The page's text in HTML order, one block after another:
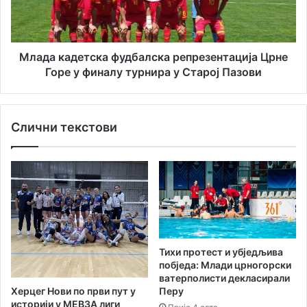
П
о
б
а
а
о
р
а
з
М
е
љ
а
д
е
у
л
с
к
а
р
е
п
р
е
Млада кадетска фудбалска репрезентација Црне
Горе у финалу турнира у Старој Пазови
Слични текстови
Херцег Нови по први пут у
историји у МЕВЗА лиги
Тихи протест и убједљива
побједа: Млади црногорски
ватерполисти декласирали
Перу